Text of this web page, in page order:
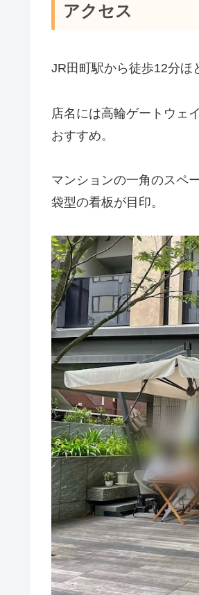
アクセス
JR田町駅から徒歩12分ほ
店名には高輪ゲートウェ
おすすめ。
マンションの一角のスペ
袋型の看板が目印。